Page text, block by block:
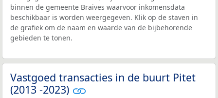
binnen de gemeente Braives waarvoor inkomensdata
beschikbaar is worden weergegeven. Klik op de staven in
de grafiek om de naam en waarde van de bijbehorende
gebieden te tonen.
Vastgoed transacties in de buurt Pitet
(2013 -2023)